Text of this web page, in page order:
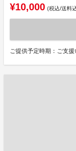
¥10,000 (税込/送料
ご提供予定時期：ご支